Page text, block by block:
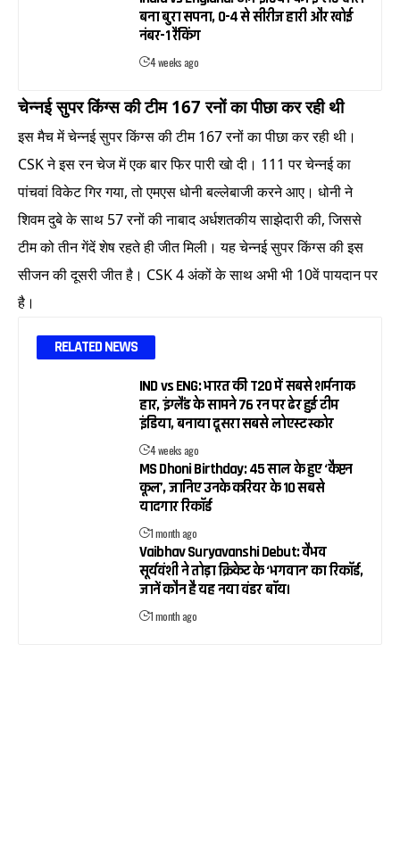
बना बुरा सपना, 0-4 से सीरीज हारी और खोई
नंबर-1 रैंकिंग
4 weeks ago
चेन्नई सुपर किंग्स की टीम 167 रनों का पीछा कर रही थी
इस मैच में चेन्नई सुपर किंग्स की टीम 167 रनों का पीछा कर रही थी।
CSK ने इस रन चेज में एक बार फिर पारी खो दी। 111 पर चेन्नई का
पांचवां विकेट गिर गया, तो एमएस धोनी बल्लेबाजी करने आए। धोनी ने
शिवम दुबे के साथ 57 रनों की नाबाद अर्धशतकीय साझेदारी की, जिससे
टीम को तीन गेंदें शेष रहते ही जीत मिली। यह चेन्नई सुपर किंग्स की इस
सीजन की दूसरी जीत है। CSK 4 अंकों के साथ अभी भी 10वें पायदान पर
है।
RELATED NEWS
IND vs ENG: भारत की T20 में सबसे शर्मनाक
हार, इंग्लैंड के सामने 76 रन पर ढेर हुई टीम
इंडिया, बनाया दूसरा सबसे लोएस्ट स्कोर
4 weeks ago
MS Dhoni Birthday: 45 साल के हुए ‘कैप्टन
कूल’, जानिए उनके करियर के 10 सबसे
यादगार रिकॉर्ड
1 month ago
Vaibhav Suryavanshi Debut: वैभव
सूर्यवंशी ने तोड़ा क्रिकेट के ‘भगवान’ का रिकॉर्ड,
जानें कौन है यह नया वंडर बॉय।
1 month ago